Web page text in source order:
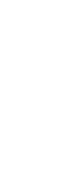
Regel
keiner
sind,